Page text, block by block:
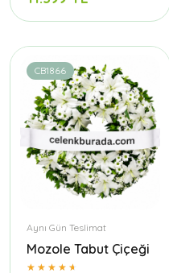
CB1866
Aynı Gün Teslimat
Mozole Tabut Çiçeği